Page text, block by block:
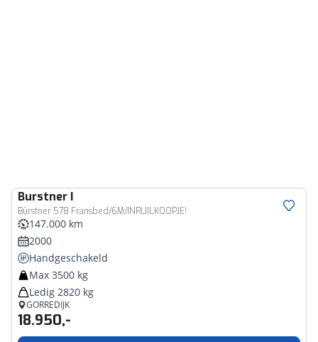
Burstner I
Bürstner 578 Fransbed/6M/INRUILKOOPJE!
147.000 km
2000
Handgeschakeld
Max 3500 kg
Ledig 2820 kg
GORREDIJK
18.950,-